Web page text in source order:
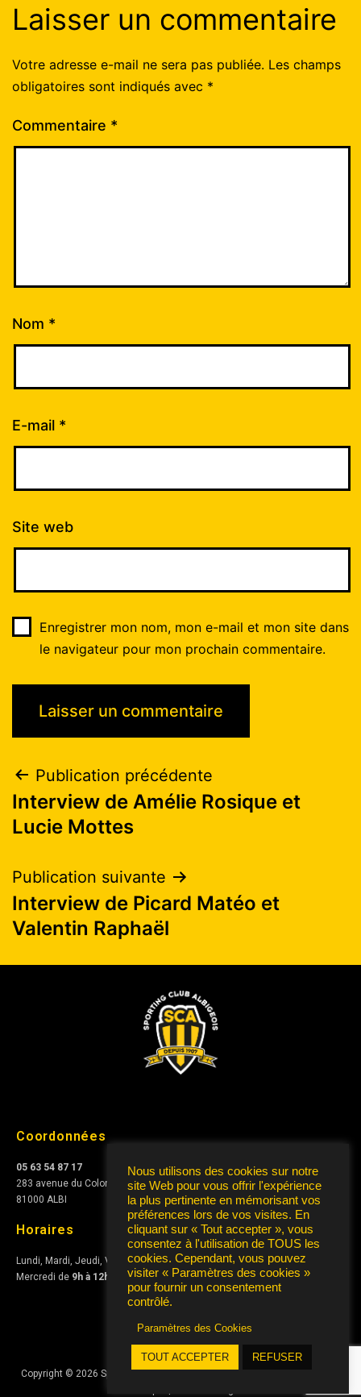
Laisser un commentaire
Votre adresse e-mail ne sera pas publiée. Les champs
obligatoires sont indiqués avec *
Commentaire *
Nom *
E-mail *
Site web
Enregistrer mon nom, mon e-mail et mon site dans
le navigateur pour mon prochain commentaire.
Publication précédente
Interview de Amélie Rosique et
Lucie Mottes
Publication suivante
Interview de Picard Matéo et
Valentin Raphaël
Coordonnées
05 63 54 87 17
283 avenue du Colonel Teyssier
81000 ALBI
Horaires
Lundi, Mardi, Jeudi, Vendredi de10h à 12het de15h à 17h
Mercredi de 9h à 12h
Copyright © 2026 Sporting Club Albigeois Association | Conception
Nous utilisons des cookies sur notre
site Web pour vous offrir l'expérience
la plus pertinente en mémorisant vos
préférences lors de vos visites. En
cliquant sur « Tout accepter », vous
consentez à l'utilisation de TOUS les
cookies. Cependant, vous pouvez
visiter « Paramètres des cookies »
pour fournir un consentement
contrôlé.
Paramètres des Cookies
TOUT ACCEPTER REFUSER